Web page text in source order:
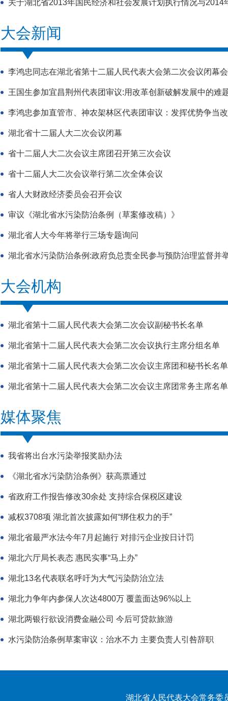
关于湖北省2013年国民经济和社会发展计划执行情况与2014
大会新闻
李鸿忠同志在湖北省第十二届人民代表大会第二次会议闭幕
王国生参加宜昌荆州代表团审议:用改革创新破解发展中的难
李鸿忠参加直管市、神农架林区代表团审议：发挥优势争当改
湖北省十二届人大二次会议闭幕
省十二届人大二次会议主席团召开第三次会议
省十二届人大二次会议举行第二次全体会议
省人大财政经济委员会召开会议
审议《湖北省水污染防治条例（草案修改稿）》
湖北省人大今年将举行三场专题询问
湖北省水污染防治条例:政府负总责全民参与预防治理监督并
大会机构
湖北省第十二届人民代表大会第二次会议副秘书长名单
湖北省第十二届人民代表大会第二次会议执行主席分组名单
湖北省第十二届人民代表大会第二次会议主席团和秘书长名单
湖北省第十二届人民代表大会第二次会议主席团常务主席名单
媒体聚焦
我省将出台水污染举报奖励办法
《湖北省水污染防治条例》获高票通过
省政府工作报告修改30余处 支持综合保税区建设
减权3708项 湖北首次披露如何“绑住权力的手”
湖北省最严水法今年7月起施行 对排污企业按日计罚
湖北六厅局长表态 惠民实事“马上办”
湖北13名代表联名呼吁为大气污染防治立法
湖北力争年内参保人次达4800万 覆盖面达96%以上
湖北两银行欲设消费金融公司 今后可贷款旅游
水污染防治条例草案审议：治水不力 主要负责人引咎辞职
湖北省人民代表大会常务委